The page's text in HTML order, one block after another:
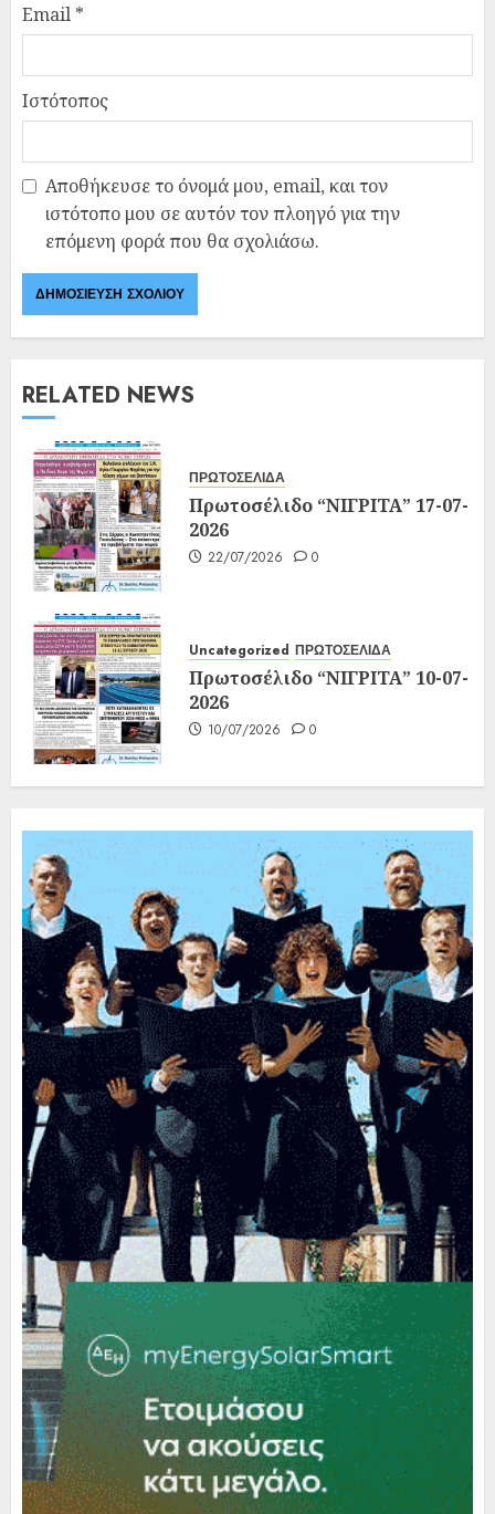
Email *
Ιστότοπος
Αποθήκευσε το όνομά μου, email, και τον
ιστότοπο μου σε αυτόν τον πλοηγό για την
επόμενη φορά που θα σχολιάσω.
RELATED NEWS
ΠΡΩΤΟΣΕΛΙΔΑ
Πρωτοσέλιδο “ΝΙΓΡΙΤΑ” 17-07-
2026
22/07/2026 0
Uncategorized ΠΡΩΤΟΣΕΛΙΔΑ
Πρωτοσέλιδο “ΝΙΓΡΙΤΑ” 10-07-
2026
10/07/2026 0